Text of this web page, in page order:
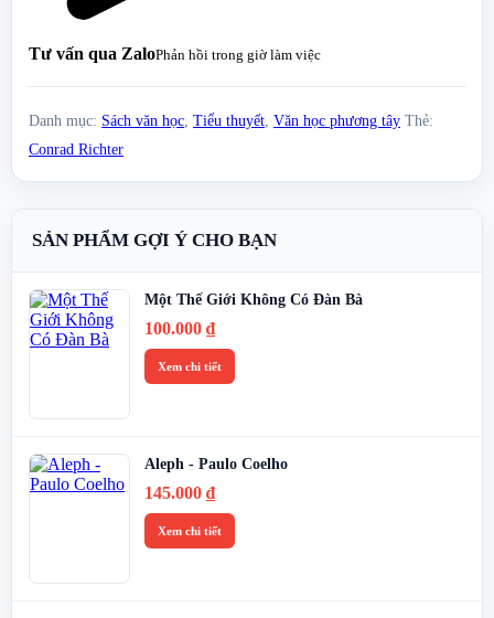
Tư vấn qua ZaloPhản hồi trong giờ làm việc
Danh mục: Sách văn học Tiểu thuyết Văn học phương tây Thẻ:
Conrad Richter
SẢN PHẨM GỢI Ý CHO BẠN
Một Thế Giới Không Có Đàn Bà
100.000 ₫
Xem chi tiết
Aleph - Paulo Coelho
145.000 ₫
Xem chi tiết